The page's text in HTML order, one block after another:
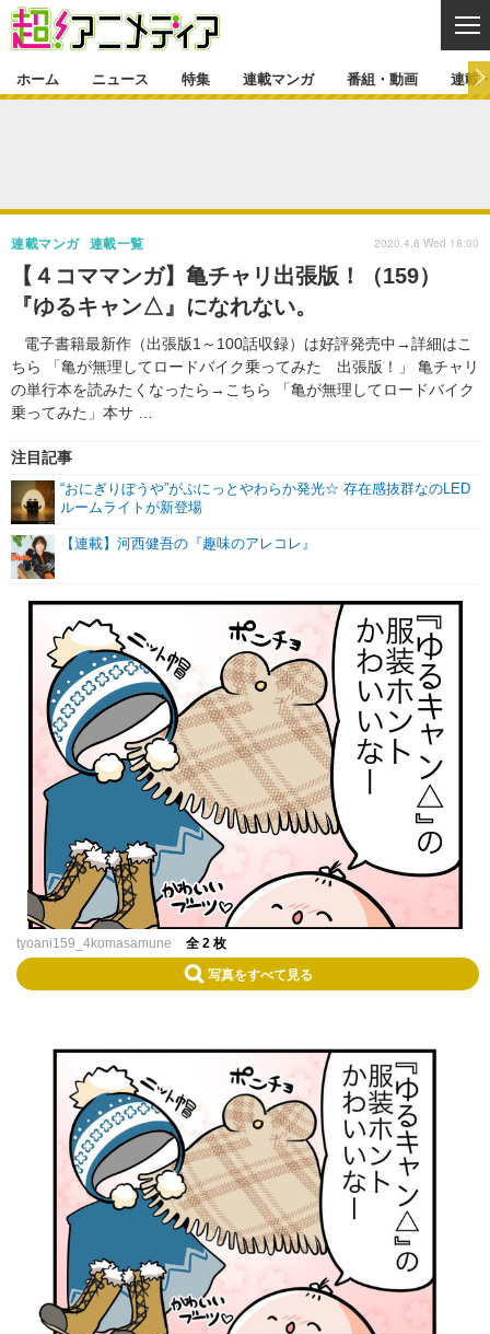
ゲーム・アプリ マンガ
グッズ
声優 コスプレ
舞台 新帝スタ
特集一覧 カバー
ラキりす
連載マンガ
連載マンガ一覧 連載一覧
番組・動画
番組・動画一覧
動画
連載・ブログ
連載・ブログ一覧 コラム
編集部ブログ・お知らせ
ホーム ニュース 特集 連載マンガ 番組・動画 連載
【４コママンガ】亀チャリ出張版！（159）
『ゆるキャン△』になれない。
電子書籍最新作（出張版1～100話収録）は好評発売中→詳細はこ
ちら 「亀が無理してロードバイク乗ってみた 出張版！」 亀チャリ
の単行本を読みたくなったら→こちら 「亀が無理してロードバイク
乗ってみた」本サ …
連載マンガ 連載一覧
注目記事
“おにぎりぼうや”がぷにっとやわらか発光☆ 存在感抜群なのLED
ルームライトが新登場
【連載】河西健吾の『趣味のアレコレ』
2020.4.8 Wed 18:00
tyoani159_4komasamune 全 2 枚
写真をすべて見る